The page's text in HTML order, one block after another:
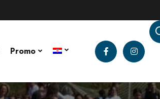
Promo